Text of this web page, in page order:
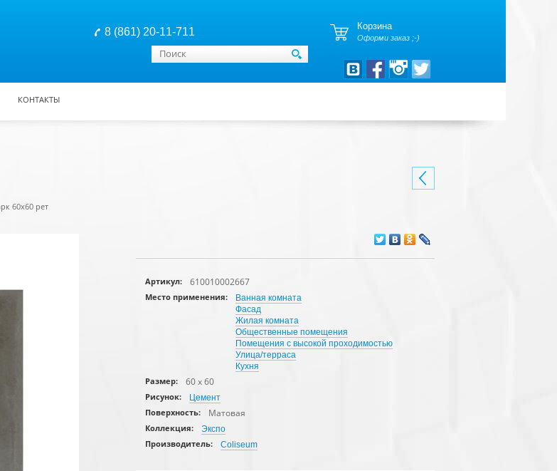
8 (861) 20-11-711 Корзина
Оформи заказ ;-)
Форма поиска
Поиск
КОНТАКТЫ
60x60 рет
Артикул: 610010002667
Место применения:
Ванная комната
Фасад
Жилая комната
Общественные помещения
Помещения с высокой проходимостью
Улица/терраса
Кухня
Размер:
60 x 60
Рисунок:
Цемент
Поверхность:
Матовая
Коллекция:
Экспо
Производитель:
Coliseum